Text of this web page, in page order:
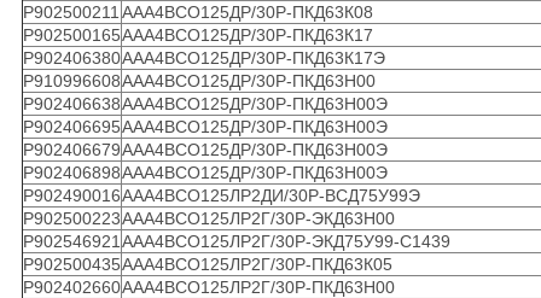
Р902500211 ААА4ВСО125ДР/30Р-ПКД63К08
Р902500165ААА4ВСО125ДР/30Р-ПКД63К17
Р902406380ААА4ВСО125ДР/30Р-ПКД63К17Э
Р910996608ААА4ВСО125ДР/30Р-ПКД63Н00
Р902406638ААА4ВСО125ДР/30Р-ПКД63Н00Э
Р902406695ААА4ВСО125ДР/30Р-ПКД63Н00Э
Р902406679ААА4ВСО125ДР/30Р-ПКД63Н00Э
Р902406898ААА4ВСО125ДР/30Р-ПКД63Н00Э
Р902490016ААА4ВСО125ЛР2ДИ/30Р-ВСД75У99Э
Р902500223ААА4ВСО125ЛР2Г/30Р-ЭКД63Н00
Р902546921 ААА4ВСО125ЛР2Г/30Р-ЭКД75У99-С1439
Р902500435ААА4ВСО125ЛР2Г/30Р-ПКД63К05
Р902402660ААА4ВСО125ЛР2Г/30Р-ПКД63Н00